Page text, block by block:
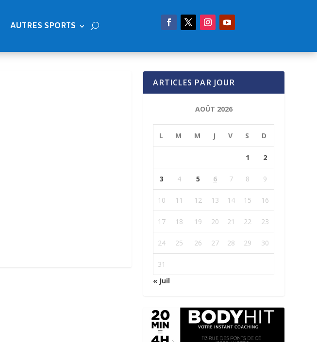
AUTRES SPORTS
ARTICLES PAR JOUR
AOÛT 2026
L M M J V S D
1 2
3 4 5 6 7 8 9
10 11 12 13 14 15 16
17 18 19 20 21 22 23
24 25 26 27 28 29 30
31
« Juil